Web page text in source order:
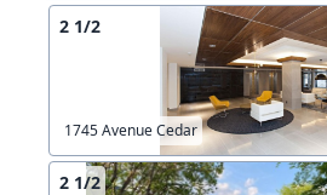
2 1/2
1745 Avenue Cedar
2 1/2